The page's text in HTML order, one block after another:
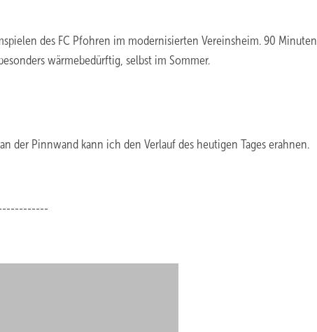
des FC Pfohren im modernisierten Vereinsheim. 90 Minuten
wärmebedürftig, selbst im Sommer.
der Pinnwand kann ich den Verlauf des heutigen Tages erahnen.